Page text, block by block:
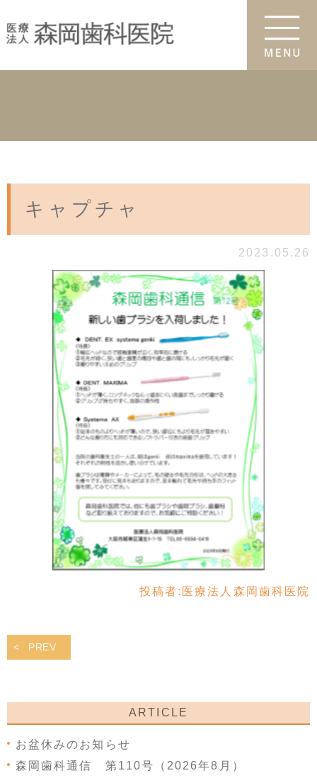
キャプチャ
2023.05.26
投稿者: 医療法人森岡歯科医院
PREV
ARTICLE
お盆休みのお知らせ
森岡歯科通信 第110号（2026年8月）